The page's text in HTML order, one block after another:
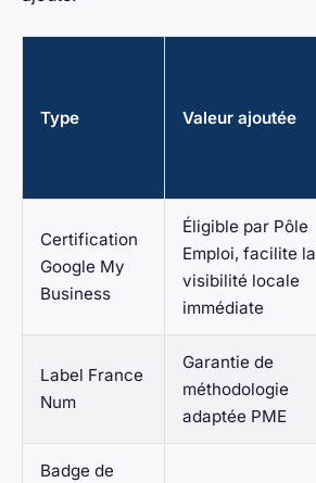
Type Valeur ajoutée
Certification
Google My
Business
Éligible par Pôle
Emploi, facilite la
visibilité locale
immédiate
Label France
Num
Garantie de
méthodologie
adaptée PME
Badge de